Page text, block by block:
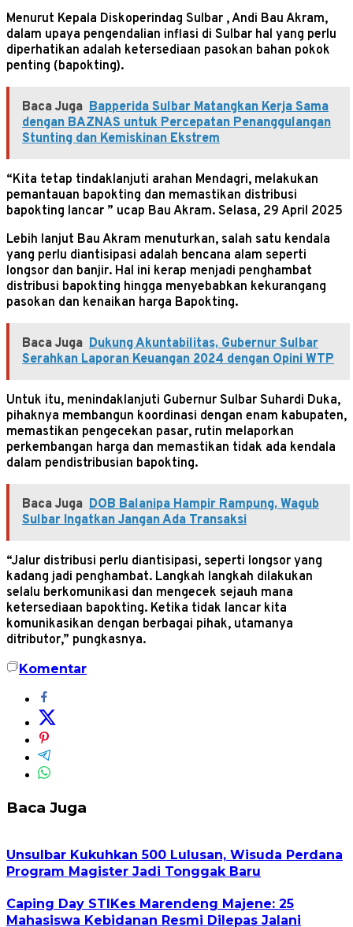
Menurut Kepala Diskoperindag Sulbar , Andi Bau Akram,
dalam upaya pengendalian inflasi di Sulbar hal yang perlu
diperhatikan adalah ketersediaan pasokan bahan pokok
penting (bapokting).
Baca Juga Bapperida Sulbar Matangkan Kerja Sama
dengan BAZNAS untuk Percepatan Penanggulangan
Stunting dan Kemiskinan Ekstrem
“Kita tetap tindaklanjuti arahan Mendagri, melakukan
pemantauan bapokting dan memastikan distribusi
bapokting lancar ” ucap Bau Akram. Selasa, 29 April 2025
Lebih lanjut Bau Akram menuturkan, salah satu kendala
yang perlu diantisipasi adalah bencana alam seperti
longsor dan banjir. Hal ini kerap menjadi penghambat
distribusi bapokting hingga menyebabkan kekurangang
pasokan dan kenaikan harga Bapokting.
Baca Juga Dukung Akuntabilitas, Gubernur Sulbar
Serahkan Laporan Keuangan 2024 dengan Opini WTP
Untuk itu, menindaklanjuti Gubernur Sulbar Suhardi Duka,
pihaknya membangun koordinasi dengan enam kabupaten,
memastikan pengecekan pasar, rutin melaporkan
perkembangan harga dan memastikan tidak ada kendala
dalam pendistribusian bapokting.
Baca Juga DOB Balanipa Hampir Rampung, Wagub
Sulbar Ingatkan Jangan Ada Transaksi
“Jalur distribusi perlu diantisipasi, seperti longsor yang
kadang jadi penghambat. Langkah langkah dilakukan
selalu berkomunikasi dan mengecek sejauh mana
ketersediaan bapokting. Ketika tidak lancar kita
komunikasikan dengan berbagai pihak, utamanya
ditributor,” pungkasnya.
Komentar
Baca Juga
Unsulbar Kukuhkan 500 Lulusan, Wisuda Perdana
Program Magister Jadi Tonggak Baru
Caping Day STIKes Marendeng Majene: 25
Mahasiswa Kebidanan Resmi Dilepas Jalani